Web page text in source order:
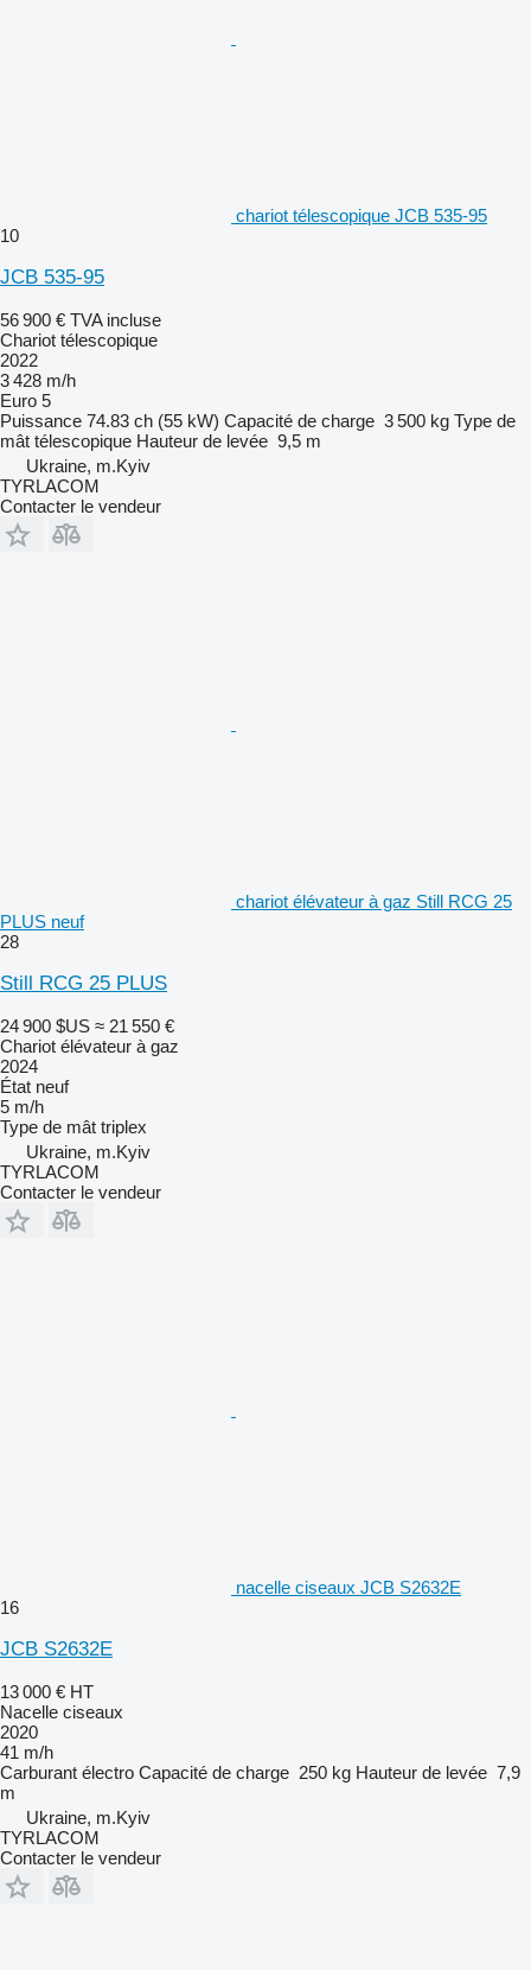
chariot télescopique JCB 535-95
10
JCB 535-95
56 900 € TVA incluse
Chariot télescopique
2022
3 428 m/h
Euro 5
Puissance 74.83 ch (55 kW) Capacité de charge 3 500 kg Type de
mât télescopique Hauteur de levée 9,5 m
Ukraine, m.Kyiv
TYRLACOM
Contacter le vendeur
chariot élévateur à gaz Still RCG 25
PLUS neuf
28
Still RCG 25 PLUS
24 900 $US ≈ 21 550 €
Chariot élévateur à gaz
2024
État neuf
5 m/h
Type de mât triplex
Ukraine, m.Kyiv
TYRLACOM
Contacter le vendeur
nacelle ciseaux JCB S2632E
16
JCB S2632E
13 000 € HT
Nacelle ciseaux
2020
41 m/h
Carburant électro Capacité de charge 250 kg Hauteur de levée 7,9
m
Ukraine, m.Kyiv
TYRLACOM
Contacter le vendeur